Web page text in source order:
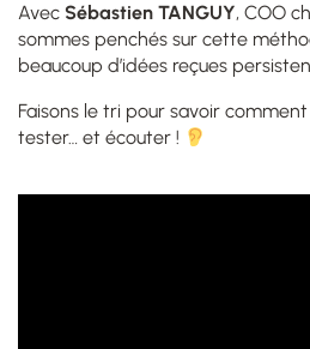
Avec Sébastien TANGUY, COO
sommes penchés sur cette
beaucoup d’idées reçues
Faisons le tri pour savoir
tester… et écouter !